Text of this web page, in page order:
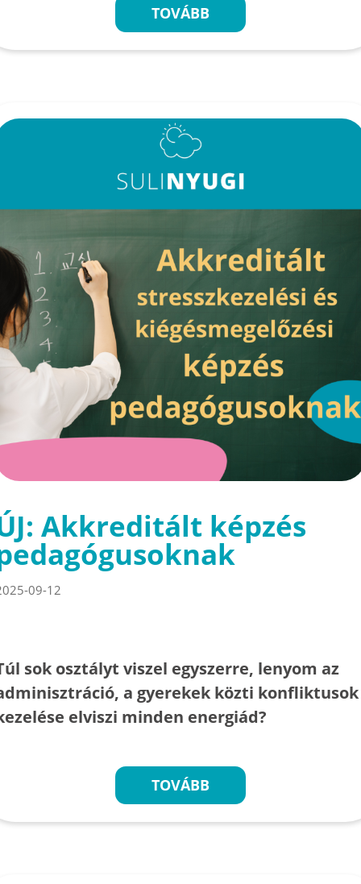
TOVÁBB
Akkreditált képzés
09-12
sok osztályt viszel egyszerre, lenyom az
a gyerekek közti konfliktusok
elviszi minden energiád?
TOVÁBB